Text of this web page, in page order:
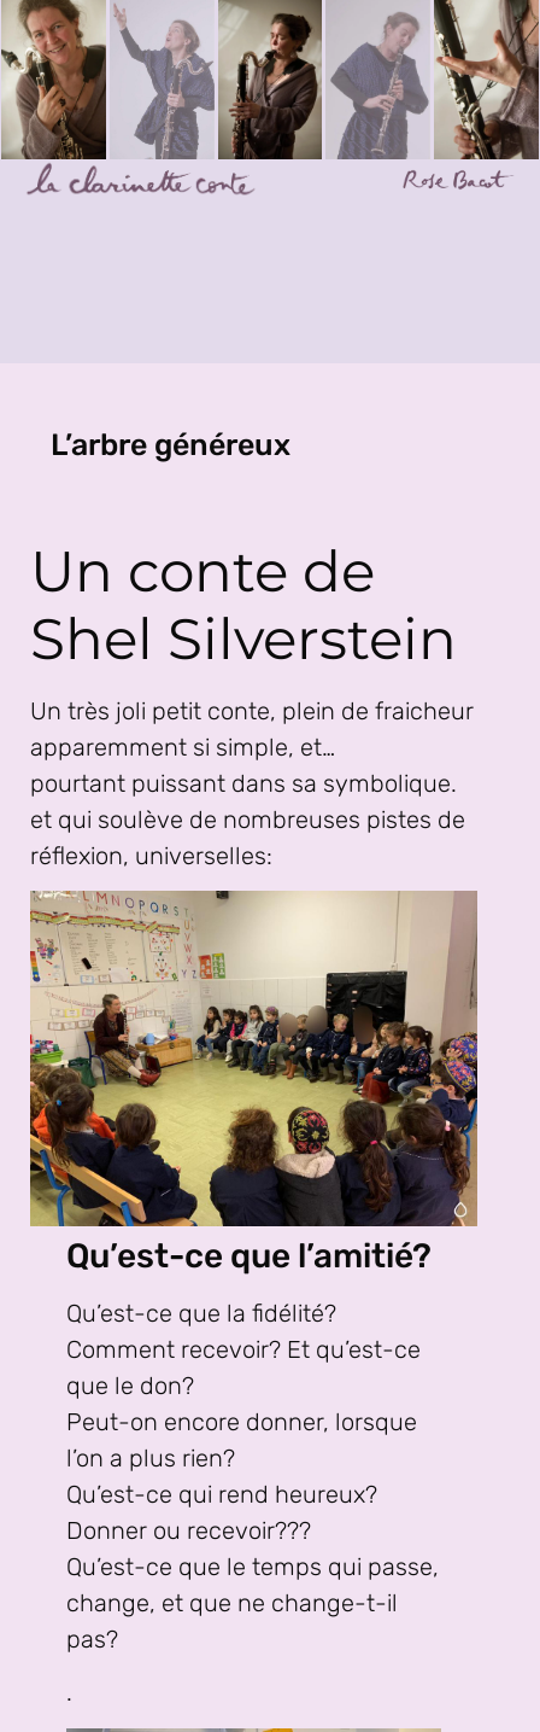
L’arbre généreux
Un conte de
Shel Silverstein
Un très joli petit conte, plein de fraicheur
apparemment si simple, et…
pourtant puissant dans sa symbolique.
et qui soulève de nombreuses pistes de
réflexion, universelles:
Qu’est-ce que l’amitié?
Qu’est-ce que la fidélité?
Comment recevoir? Et qu’est-ce
que le don?
Peut-on encore donner, lorsque
l’on a plus rien?
Qu’est-ce qui rend heureux?
Donner ou recevoir???
Qu’est-ce que le temps qui passe,
change, et que ne change-t-il
pas?
.